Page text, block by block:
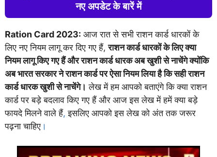
नए अपडेट के बारें में
Ration Card 2023: आज रात से सभी राशन कार्ड धारकों के
लिए नए नियम लागू कर दिए गए हैं,राशन कार्ड धारकों के लिए क्या
नियम लागू किए गए हैं और राशन कार्ड धारक अब खुशी से नाचेंगे क्योंकि
अब भारत सरकार ने राशन कार्ड पर ऐसा नियम लिया है कि सही राशन
कार्ड धारक खुशी से नाचेंगे। लेख में हम आपको बताएंगे कि क्या राशन
कार्ड पर बड़े बदलाव किए गए हैं और आज इस लेख में हमें क्या बड़े
फायदे मिलने वाले हैं, इसलिए आपको इस लेख को अंत तक जरूर
पढ़ना चाहिए ।